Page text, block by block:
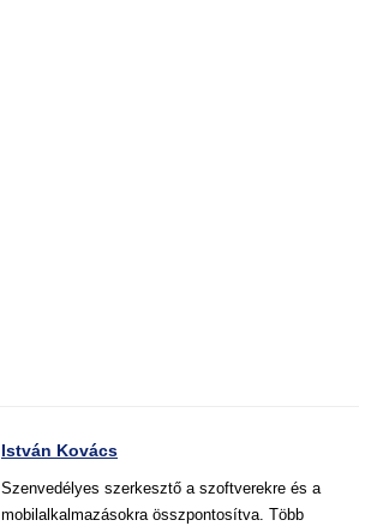
István Kovács
Szenvedélyes szerkesztő a szoftverekre és a
mobilalkalmazásokra összpontosítva. Több